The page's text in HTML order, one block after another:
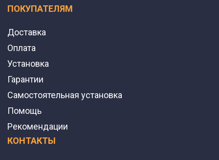
ПОКУПАТЕЛЯМ
Доставка
Оплата
Установка
Гарантии
Самостоятельная установка
Помощь
Рекомендации
КОНТАКТЫ